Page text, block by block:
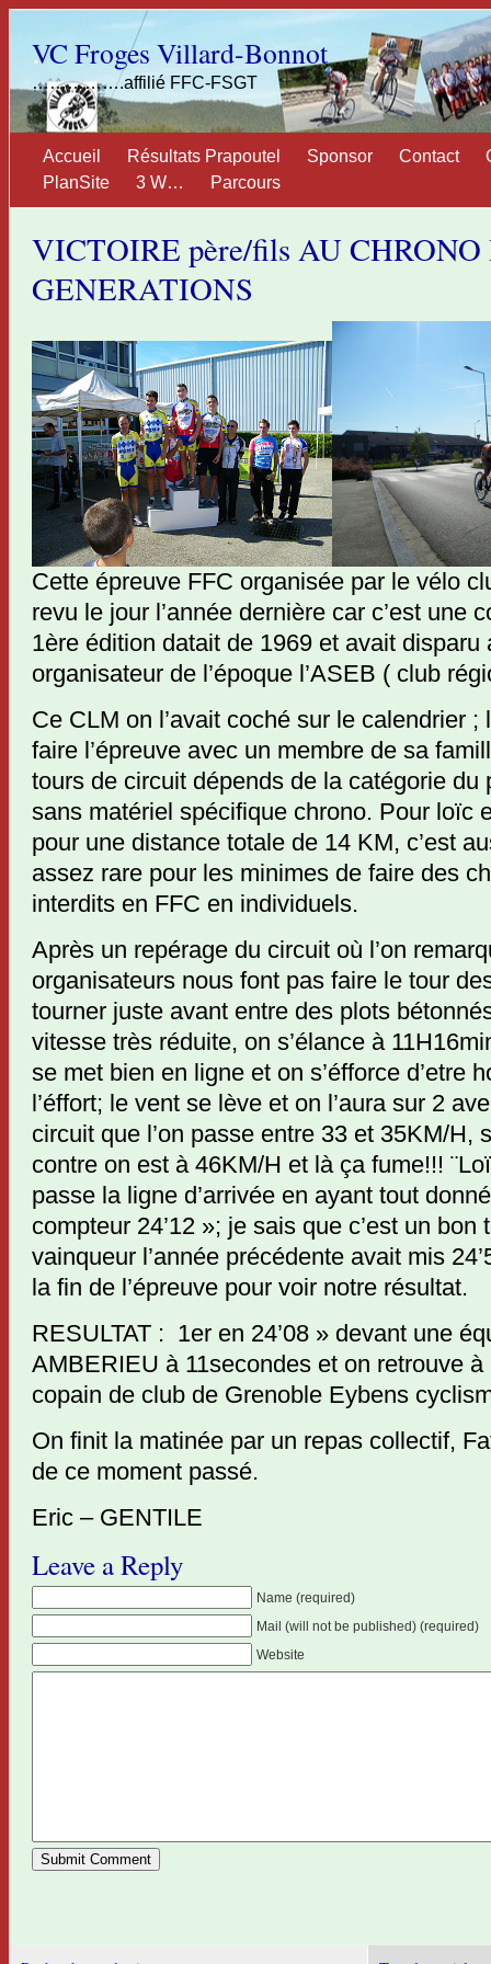
VC Froges Villard-Bonnot
…………….affilié FFC-FSGT
Accueil Résultats Prapoutel Sponsor Contact
PlanSite
3 W… Parcours
VICTOIRE père/fils AU CHRONO
GENERATIONS
Cette épreuve FFC organisée par le vélo
revu le jour l’année dernière car c’est une
1ère édition datait de 1969 et avait disparu
organisateur de l’époque l’ASEB ( club
Ce CLM on l’avait coché sur le calendrier ;
faire l’épreuve avec un membre de sa
tours de circuit dépends de la catégorie du
sans matériel spécifique chrono. Pour loïc
pour une distance totale de 14 KM, c’est
assez rare pour les minimes de faire des
interdits en FFC en individuels.
Après un repérage du circuit où l’on
organisateurs nous font pas faire le tour
tourner juste avant entre des plots
vitesse très réduite, on s’élance à
se met bien en ligne et on s’éfforce d’etre
l’éffort; le vent se lève et on l’aura sur 2
circuit que l’on passe entre 33 et 35KM/H,
contre on est à 46KM/H et là ça fume!!!
passe la ligne d’arrivée en ayant tout
compteur 24’12 »; je sais que c’est un bon
vainqueur l’année précédente avait mis
la fin de l’épreuve pour voir notre résultat.
RESULTAT : 1er en 24’08 » devant une
AMBERIEU à 11secondes et on retrouve
copain de club de Grenoble Eybens
On finit la matinée par un repas collectif,
de ce moment passé.
Eric – GENTILE
Leave a Reply
Name (required)
Mail (will not be published) (required)
Website